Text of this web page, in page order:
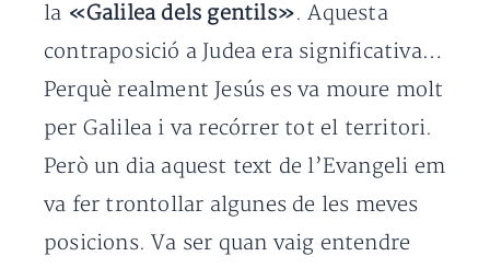
la «Galilea dels gentils». Aquesta
contraposició a Judea era significativa…
Perquè realment Jesús es va moure molt
per Galilea i va recórrer tot el territori.
Però un dia aquest text de l’Evangeli em
va fer trontollar algunes de les meves
posicions. Va ser quan vaig entendre